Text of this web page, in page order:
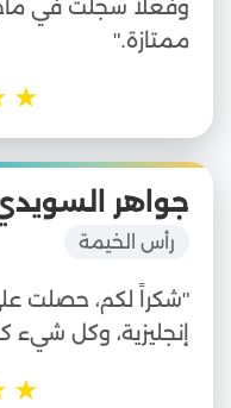
وفعلاً سجلت في
ممتازة."
★
جواهر
رأس الخيمة
"شكراً لكم، حصلت
إنجليزية، وكل
★